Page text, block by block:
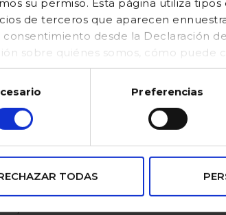
su permiso. Esta página utiliza
de terceros que aparecen
consentimiento desde la Declaración
sobre quiénes somos, cómo puede
de cookies (https://
Preferencias
TODAS
Recogida SEUR